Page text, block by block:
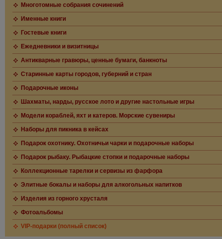
Многотомные собрания сочинений
Именные книги
Гостевые книги
Ежедневники и визитницы
Антикварные гравюры, ценные бумаги, банкноты
Старинные карты городов, губерний и стран
Подарочные иконы
Шахматы, нарды, русское лото и другие настольные игры
Модели кораблей, яхт и катеров. Морские сувениры
Наборы для пикника в кейсах
Подарок охотнику. Охотничьи чарки и подарочные наборы
Подарок рыбаку. Рыбацкие стопки и подарочные наборы
Коллекционные тарелки и сервизы из фарфора
Элитные бокалы и наборы для алкогольных напитков
Изделия из горного хрусталя
Фотоальбомы
VIP-подарки (полный список)